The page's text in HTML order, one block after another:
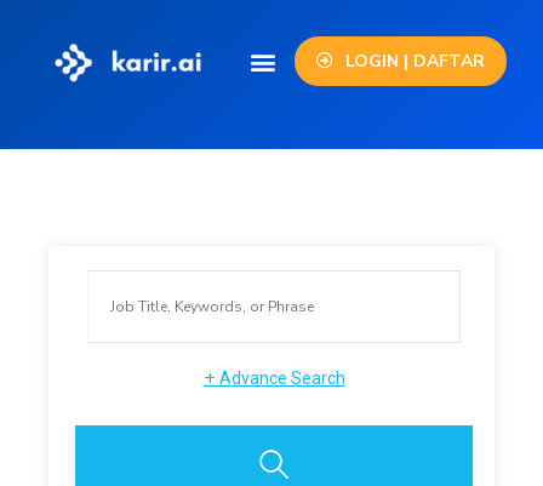
LOGIN | DAFTAR
+ Advance Search